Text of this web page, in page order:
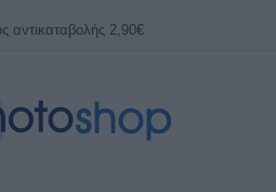
αντικαταβολής 2,90€